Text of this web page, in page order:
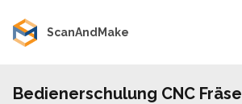
ScanAndMake
Bedienerschulung CNC Fräse